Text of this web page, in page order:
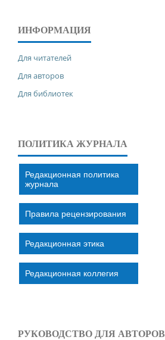
ИНФОРМАЦИЯ
Для читателей
Для авторов
Для библиотек
ПОЛИТИКА ЖУРНАЛА
Редакционная политика
журнала
Правила рецензирования
Редакционная этика
Редакционная коллегия
РУКОВОДСТВО ДЛЯ АВТОРОВ